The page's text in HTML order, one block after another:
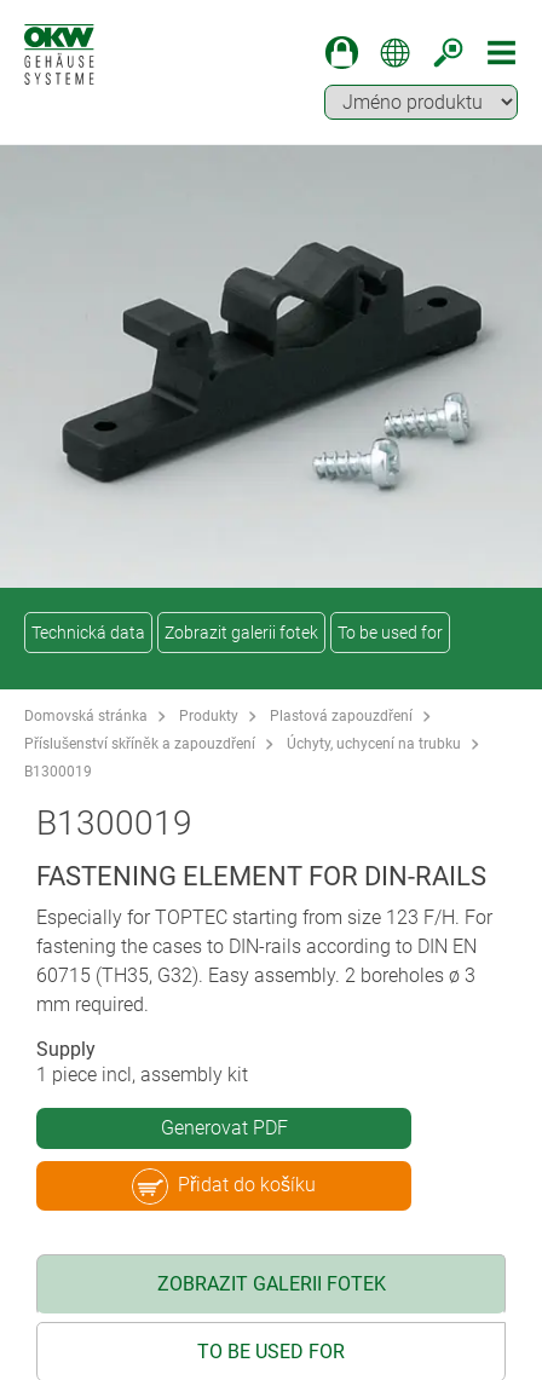
Technická data Zobrazit galerii fotek To be used for
Domovská stránka Produkty
Plastová zapouzdření
Příslušenství skříněk a zapouzdření
Úchyty, uchycení na trubku
B1300019
B1300019
FASTENING ELEMENT FOR DIN-RAILS
Especially for TOPTEC starting from size 123 F/H. For
fastening the cases to DIN-rails according to DIN EN
60715 (TH35, G32). Easy assembly. 2 boreholes ø 3
mm required.
Supply
1 piece incl, assembly kit
Generovat PDF
Přidat do košíku
ZOBRAZIT GALERII FOTEK
TO BE USED FOR